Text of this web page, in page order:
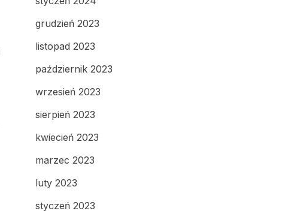
grudzień 2023
listopad 2023
październik 2023
wrzesień 2023
sierpień 2023
kwiecień 2023
marzec 2023
luty 2023
styczeń 2023